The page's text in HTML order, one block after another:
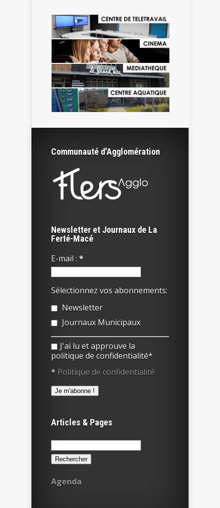
Communauté d'Agglomération
Newsletter et Journaux de La
Ferté-Macé
E-mail : *
Sélectionnez vos abonnements:
Newsletter
Journaux Municipaux
J'ai lu et approuve la
politique de confidentialité*
* Politique de confidentialité
Articles & Pages
Rechercher :
Agenda